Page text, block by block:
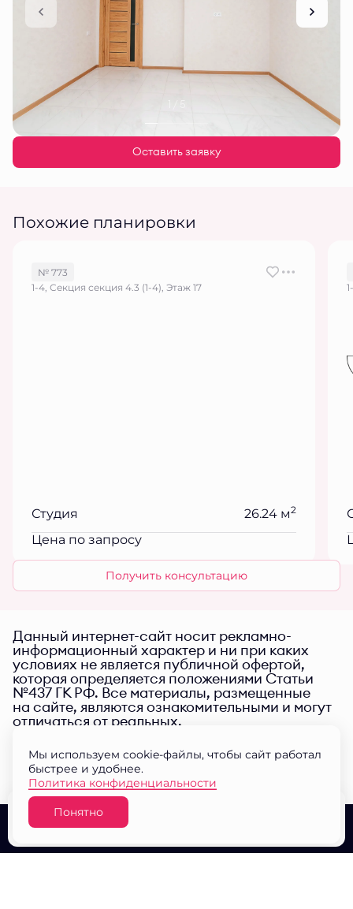
Оставить заявку
Похожие планировки
№ 773
1-4, Секция секция 4.3 (1-4), Этаж 17
Студия 26.24 м2
Цена по запросу
Получить консультацию
Данный интернет-сайт носит рекламно-
информационный характер и ни при каких
условиях не является публичной офертой,
которая определяется положениями Статьи
№437 ГК РФ. Все материалы, размещенные
на сайте, являются ознакомительными и могут
отличаться от реальных.
О проекте Выбор квартир
Мы используем cookie-файлы, чтобы сайт работал
быстрее и удобнее.
Политика конфиденциальности
Понятно